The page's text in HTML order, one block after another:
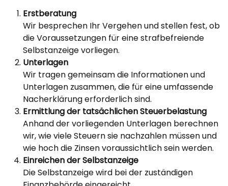
Erstberatung
Wir besprechen Ihr Vergehen und stellen fest, ob
die Voraussetzungen für eine strafbefreiende
Selbstanzeige vorliegen.
Unterlagen
Wir tragen gemeinsam die Informationen und
Unterlagen zusammen, die für eine umfassende
Nacherklärung erforderlich sind.
Ermittlung der tatsächlichen Steuerbelastung
Anhand der vorliegenden Unterlagen berechnen
wir, wie viele Steuern sie nachzahlen müssen und
wie hoch die Zinsen voraussichtlich sein werden.
Einreichen der Selbstanzeige
Die Selbstanzeige wird bei der zuständigen